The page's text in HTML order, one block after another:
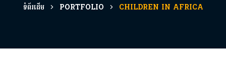
ទំព័រដើម PORTFOLIO CHILDREN IN AFRICA